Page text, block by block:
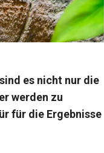
es nicht nur die
werden zu
für die Ergebnisse